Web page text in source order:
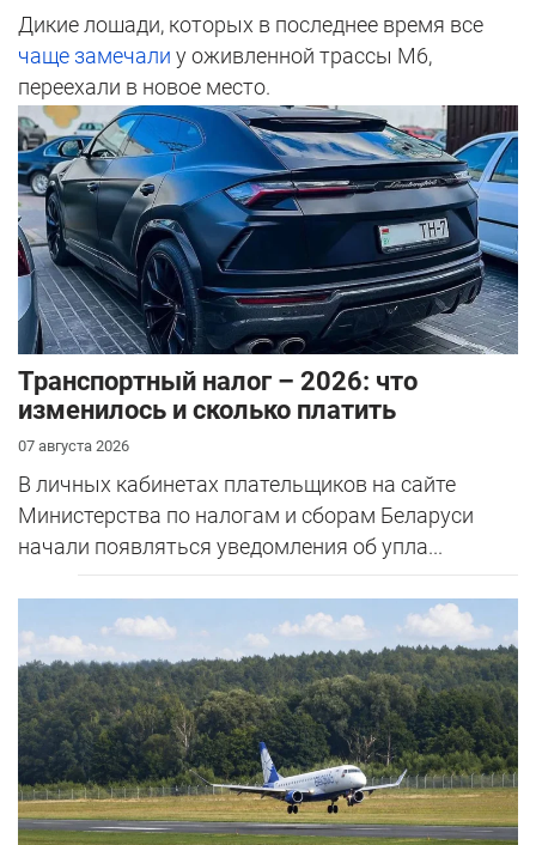
Дикие лошади, которых в последнее время все
чаще замечали у оживленной трассы М6,
переехали в новое место.
Транспортный налог – 2026: что
изменилось и сколько платить
07 августа 2026
В личных кабинетах плательщиков на сайте
Министерства по налогам и сборам Беларуси
начали появляться уведомления об упла...